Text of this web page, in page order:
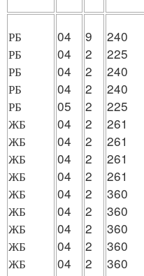
РБ
РБ
РБ
РБ
РБ
ЖБ
ЖБ
ЖБ
ЖБ
ЖБ
ЖБ
ЖБ
ЖБ
ЖБ
04
04
04
04
05
04
04
04
04
04
04
04
04
04
9
2
2
2
2
2
2
2
2
2
2
2
2
2
240
225
240
240
225
261
261
261
261
360
360
360
360
360